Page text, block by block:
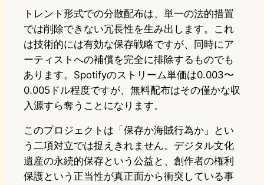
トレント形式での分散配布は、単一の法的措置
では削除できない冗長性を生み出します。これ
は技術的には有効な保存戦略ですが、同時にア
ーティストへの補償を完全に排除するものでも
あります。Spotifyのストリーム単価は0.003〜
0.005ドル程度ですが、無料配布はその僅かな収
入源すら奪うことになります。
このプロジェクトは「保存か海賊行為か」とい
う二項対立では捉えきれません。デジタル文化
遺産の永続的保存という公益と、創作者の権利
保護という正当性が真正面から衝突している事